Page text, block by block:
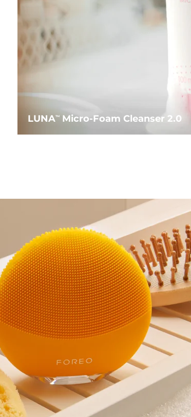
LUNATMMicro-Foam Cleanser 2.0